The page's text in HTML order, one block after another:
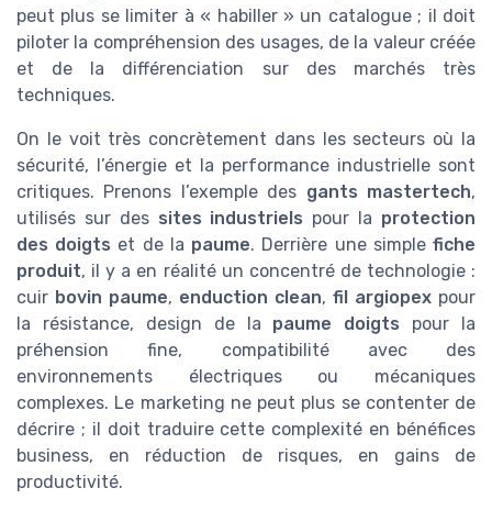
peut plus se limiter à « habiller » un catalogue ; il doit
piloter la compréhension des usages, de la valeur créée
et de la différenciation sur des marchés très
techniques.
On le voit très concrètement dans les secteurs où la
sécurité, l’énergie et la performance industrielle sont
critiques. Prenons l’exemple des gants mastertech,
utilisés sur des sites industriels pour la protection
des doigts et de la paume. Derrière une simplefiche
produit, il y a en réalité un concentré de technologie :
cuir bovin paume, enduction clean, fil argiopex pour
la résistance, design de la paume doigts pour la
préhension fine, compatibilité avec des
environnements électriques ou mécaniques
complexes. Le marketing ne peut plus se contenter de
décrire ; il doit traduire cette complexité en bénéfices
business, en réduction de risques, en gains de
productivité.